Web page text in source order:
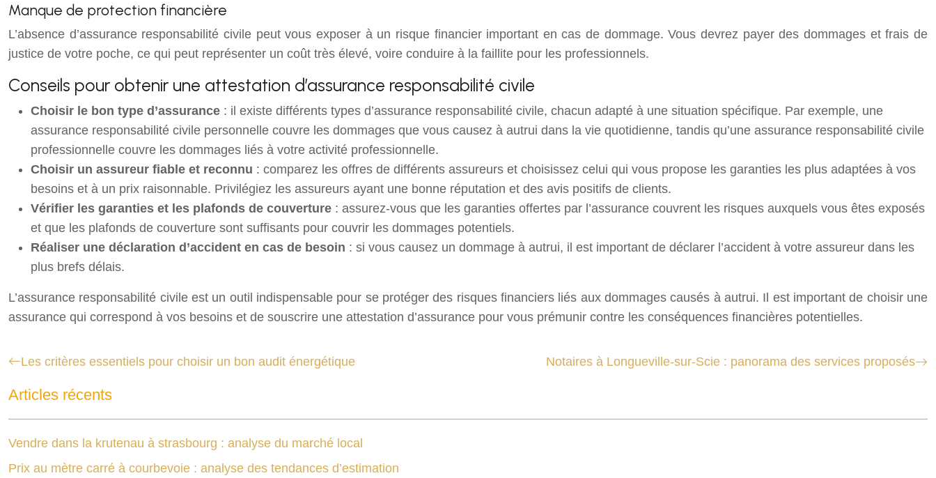
Manque de protection financière
L’absence d’assurance responsabilité civile peut vous exposer à un risque financier important en cas de dommage. Vous devrez payer des dommages et frais de
justice de votre poche, ce qui peut représenter un coût très élevé, voire conduire à la faillite pour les professionnels.
Conseils pour obtenir une attestation d’assurance responsabilité civile
Choisir le bon type d’assurance : il existe différents types d’assurance responsabilité civile, chacun adapté à une situation spécifique. Par exemple, une
assurance responsabilité civile personnelle couvre les dommages que vous causez à autrui dans la vie quotidienne, tandis qu’une assurance responsabilité civile
professionnelle couvre les dommages liés à votre activité professionnelle.
Choisir un assureur fiable et reconnu : comparez les offres de différents assureurs et choisissez celui qui vous propose les garanties les plus adaptées à vos
besoins et à un prix raisonnable. Privilégiez les assureurs ayant une bonne réputation et des avis positifs de clients.
Vérifier les garanties et les plafonds de couverture : assurez-vous que les garanties offertes par l’assurance couvrent les risques auxquels vous êtes exposés
et que les plafonds de couverture sont suffisants pour couvrir les dommages potentiels.
Réaliser une déclaration d’accident en cas de besoin : si vous causez un dommage à autrui, il est important de déclarer l’accident à votre assureur dans les
plus brefs délais.
L’assurance responsabilité civile est un outil indispensable pour se protéger des risques financiers liés aux dommages causés à autrui. Il est important de choisir une
assurance qui correspond à vos besoins et de souscrire une attestation d’assurance pour vous prémunir contre les conséquences financières potentielles.
Les critères essentiels pour choisir un bon audit énergétique Notaires à Longueville-sur-Scie : panorama des services proposés
Articles récents
Vendre dans la krutenau à strasbourg : analyse du marché local
Prix au mètre carré à courbevoie : analyse des tendances d’estimation